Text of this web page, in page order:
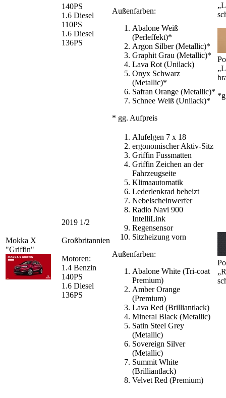
140PS
1.6 Diesel
110PS
1.6 Diesel
136PS
Außenfarben:
Abalone Weiß
(Perleffekt)*
Argon Silber (Metallic)*
Graphit Grau (Metallic)*
Lava Rot (Unilack)
Onyx Schwarz
(Metallic)*
Safran Orange (Metallic)*
Schnee Weiß (Unilack)*
* gg. Aufpreis
Mokka X
"Griffin"
2019 1/2
Großbritannien
Motoren:
1.4 Benzin
140PS
1.6 Diesel
136PS
Alufelgen 7 x 18
ergonomischer Aktiv-Sitz
Griffin Fussmatten
Griffin Zeichen an der
Fahrzeugseite
Klimaautomatik
Lederlenkrad beheizt
Nebelscheinwerfer
Radio Navi 900
IntelliLink
Regensensor
Sitzheizung vorn
Außenfarben:
Abalone White (Tri-coat
Premium)
Amber Orange
(Premium)
Lava Red (Brilliantlack)
Mineral Black (Metallic)
Satin Steel Grey
(Metallic)
Sovereign Silver
(Metallic)
Summit White
(Brilliantlack)
Velvet Red (Premium)